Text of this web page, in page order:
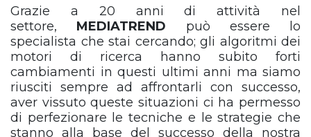
Grazie a 20 anni di attività nel
settore, MEDIATREND può essere lo
specialista che stai cercando; gli algoritmi dei
motori di ricerca hanno subito forti
cambiamenti in questi ultimi anni ma siamo
riusciti sempre ad affrontarli con successo,
aver vissuto queste situazioni ci ha permesso
di perfezionare le tecniche e le strategie che
stanno alla base del successo della nostra